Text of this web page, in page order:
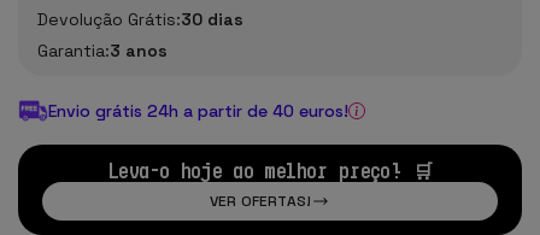
Devolução Grátis:30 dias
Garantia:3 anos
Envio grátis 24h a partir de 40 euros!
Leva-o hoje ao melhor preço! 🛒
VER OFERTAS!